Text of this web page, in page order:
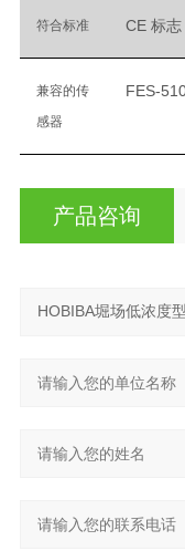
符合标准 CE 标
兼容的传
感器
FES-
产品咨询